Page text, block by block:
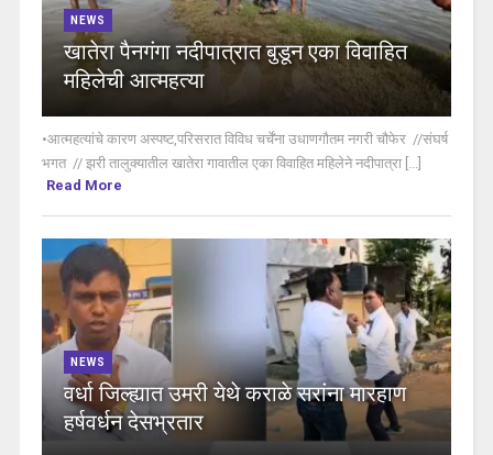
NEWS
खातेरा पैनगंगा नदीपात्रात बुडून एका विवाहित
महिलेची आत्महत्या
•आत्महत्यांचे कारण अस्पष्ट,परिसरात विविध चर्चेंना उधाणगौतम नगरी चौफेर //संघर्ष
भगत // झरी तालुक्यातील खातेरा गावातील एका विवाहित महिलेने नदीपात्रा [...]
Read More
NEWS
वर्धा जिल्ह्यात उमरी येथे कराळे सरांना मारहाण
हर्षवर्धन देसभ्रतार